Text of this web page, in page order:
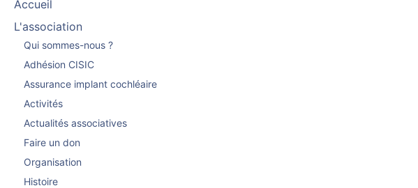
Accueil
L'association
Qui sommes-nous ?
Adhésion CISIC
Assurance implant cochléaire
Activités
Actualités associatives
Faire un don
Organisation
Histoire